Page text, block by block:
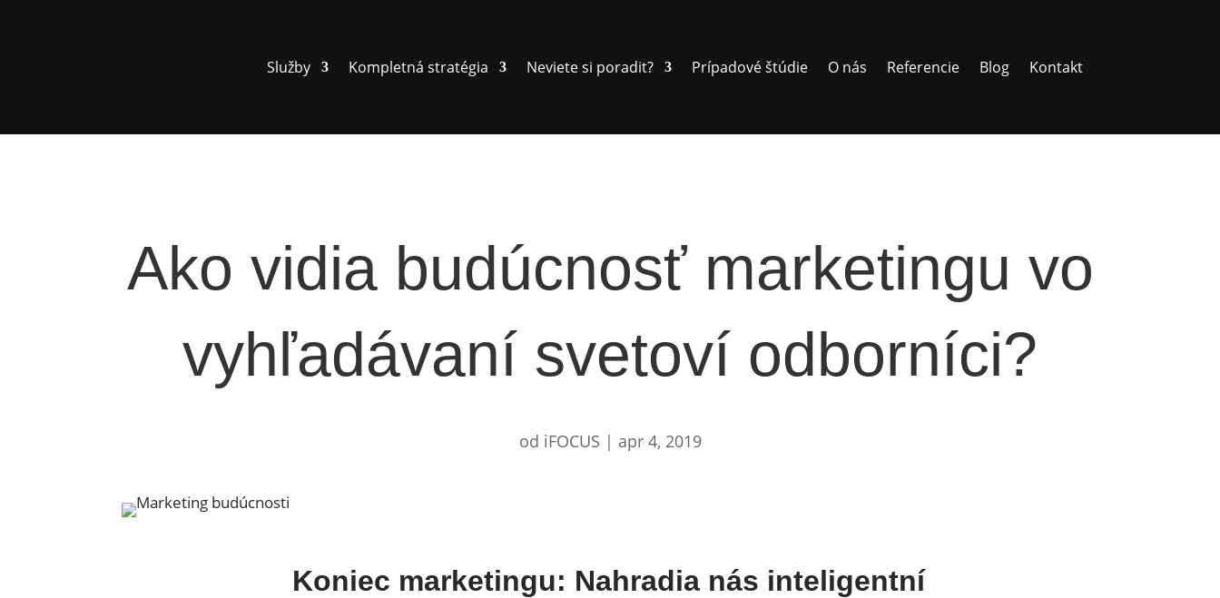
Služby Kompletná stratégia Neviete si poradit? Prípadové štúdie O nás Referencie Blog Kontakt
Ako vidia budúcnosť marketingu vo
vyhľadávaní svetoví odborníci?
od iFOCUS | apr 4, 2019
Koniec marketingu: Nahradia nás inteligentní